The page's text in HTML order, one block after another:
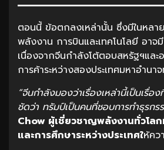
ตอนนี้ ข้อตกลงเหล่านั้น ซึ่งมีในหลา
พลังงาน การบินและเทคโนโลยี อาจ
เนื่องจากจีนกำลังโต้ตอบสหรัฐฯและ
การค้าระหว่างสองประเทศมหาอำนา
“จีนกำลังมองว่าเรื่องเหล่านี้เป็นเรื่อ
ชัดว่า ทรัมป์เป็นคนที่ชอบการทำธุรกร
Chow ผู้เชี่ยวชาญพลังงานทั่วโล
และการศึกษาระหว่างประเทศให้คว